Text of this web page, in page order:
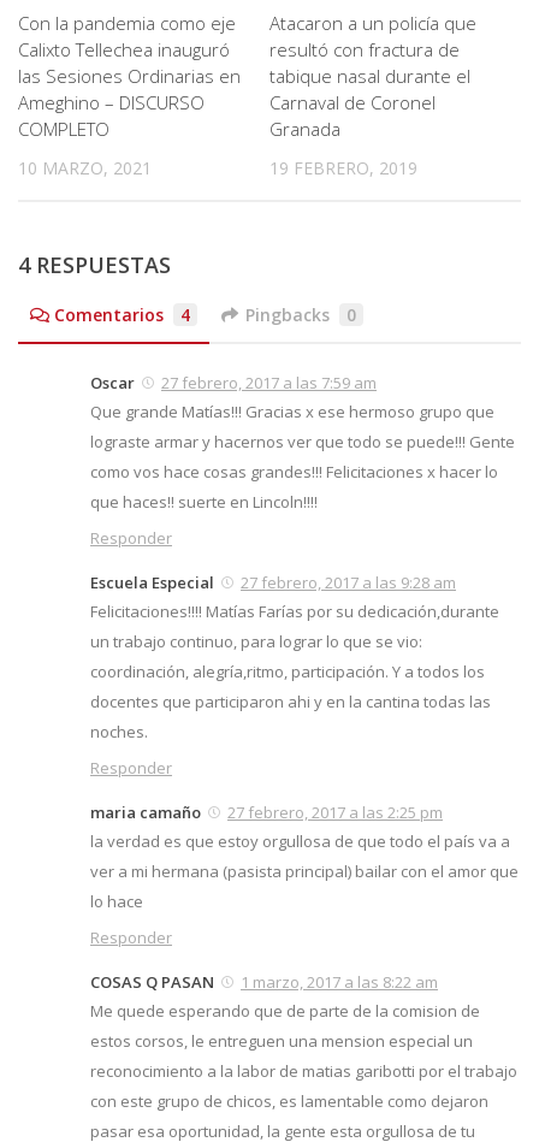
Con la pandemia como eje
Calixto Tellechea inauguró
las Sesiones Ordinarias en
Ameghino – DISCURSO
COMPLETO
10 MARZO, 2021
Atacaron a un policía que
resultó con fractura de
tabique nasal durante el
Carnaval de Coronel
Granada
19 FEBRERO, 2019
4 RESPUESTAS
Comentarios 4 Pingbacks 0
Oscar
27 febrero, 2017 a las 7:59 am
Que grande Matías!!! Gracias x ese hermoso grupo que
lograste armar y hacernos ver que todo se puede!!! Gente
como vos hace cosas grandes!!! Felicitaciones x hacer lo
que haces!! suerte en Lincoln!!!!
Responder
Escuela Especial
27 febrero, 2017 a las 9:28 am
Felicitaciones!!!! Matías Farías por su dedicación,durante
un trabajo continuo, para lograr lo que se vio:
coordinación, alegría,ritmo, participación. Y a todos los
docentes que participaron ahi y en la cantina todas las
noches.
Responder
maria camaño
27 febrero, 2017 a las 2:25 pm
la verdad es que estoy orgullosa de que todo el país va a
ver a mi hermana (pasista principal) bailar con el amor que
lo hace
Responder
COSAS Q PASAN
1 marzo, 2017 a las 8:22 am
Me quede esperando que de parte de la comision de
estos corsos, le entreguen una mension especial un
reconocimiento a la labor de matias garibotti por el trabajo
con este grupo de chicos, es lamentable como dejaron
pasar esa oportunidad, la gente esta orgullosa de tu